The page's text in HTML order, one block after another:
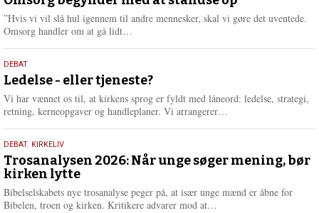
r
e
2026
”Hvis vi vil slå hul igennem til andre mennesker, skal vi gøre det uventede.
Omsorg handler om at gå lidt…
e
r
e
10.
juni
2026
DEBAT
Ledelse - eller tjeneste?
Vi har vænnet os til, at kirkens sprog er fyldt med låneord: ledelse, strategi,
retning, kerneopgaver og handleplaner. Vi arrangerer…
e
2.
juni
2026
DEBAT, KIRKELIV
Trosanalysen 2026: Når unge søger mening, bør
kirken lytte
Bibelselskabets nye trosanalyse peger på, at især unge mænd er åbne for
Bibelen, troen og kirken. Kritikere advarer mod at…